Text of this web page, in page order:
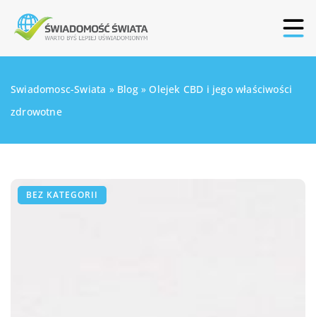
Swiadomosc-Swiata » Blog» Olejek CBD i jego właściwości
zdrowotne
BEZ KATEGORII